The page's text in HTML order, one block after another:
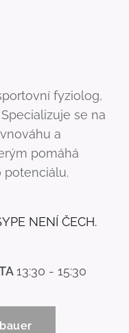
fyziolog,
se na
a
pomáhá
potenciálu.
NENÍ ČECH.
13:30 - 15:30